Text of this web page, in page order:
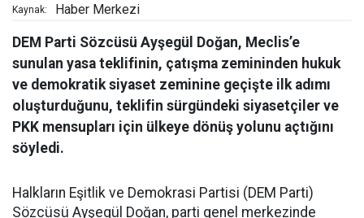
Kaynak: Haber Merkezi
DEM Parti Sözcüsü Ayşegül Doğan, Meclis’e
sunulan yasa teklifinin, çatışma zemininden hukuk
ve demokratik siyaset zeminine geçişte ilk adımı
oluşturduğunu, teklifin sürgündeki siyasetçiler ve
PKK mensupları için ülkeye dönüş yolunu açtığını
söyledi.
Halkların Eşitlik ve Demokrasi Partisi (DEM Parti)
Sözcüsü Ayşegül Doğan, parti genel merkezinde